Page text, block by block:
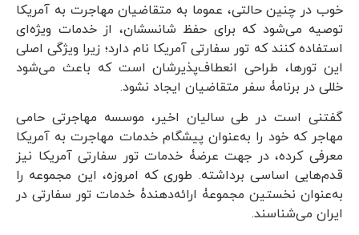
خوب در چنین حالتی، عموما به متقاضیان مهاجرت به آمریکا
توصیه می‌شود که برای حفظ شانسشان، از خدمات ویژه‌ای
استفاده کنند که تور سفارتی آمریکا نام دارد؛ زیرا ویژگی اصلی
این تورها، طراحی انعطاف‌پذیرشان است که باعث می‌شود
خللی در برنامۀ سفر متقاضیان ایجاد نشود.
گفتنی است در طی سالیان اخیر، موسسه مهاجرتی حامی
مهاجر که خود را به‌عنوان پیشگام خدمات مهاجرت به آمریکا
معرفی کرده، در جهت عرضۀ خدمات تور سفارتی آمریکا نیز
قدم‌هایی اساسی برداشته. طوری که امروزه، این مجموعه را
به‌عنوان نخستین مجموعۀ ارائه‌دهندۀ خدمات تور سفارتی در
ایران می‌شناسند.